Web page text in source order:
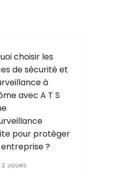
choisir les
de sécurité et
à
avec A T S
pour protéger
?
2 JOURS